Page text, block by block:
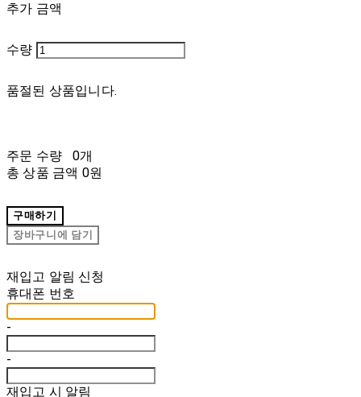
추가 금액
수량
품절된 상품입니다.
주문 수량
0개
총 상품 금액 0원
구매하기
장바구니에 담기
재입고 알림 신청
휴대폰 번호
-
-
재입고 시 알림